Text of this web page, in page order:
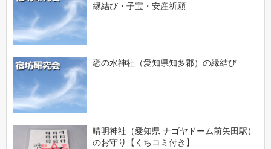
縁結び・子宝・安産祈願
恋の水神社（愛知県知多郡）の縁結び
晴明神社（愛知県 ナゴヤドーム前矢田駅）
のお守り【くちコミ付き】